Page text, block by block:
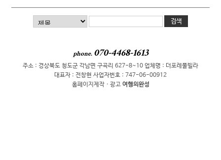
phone. 070-4468-1613
주소 : 경상북도 청도군 각남면 구곡리 627-8~10 업체명 : 더포레풀빌라
대표자 : 전창현 사업자번호 : 747-06-00912
홈페이지제작 · 광고 여행의완성